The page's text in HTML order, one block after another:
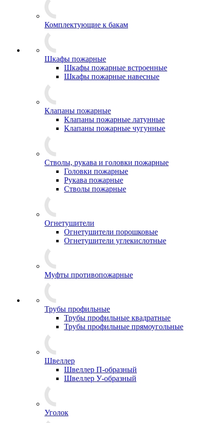
Комплектующие к бакам
Шкафы пожарные
Шкафы пожарные встроенные
Шкафы пожарные навесные
Клапаны пожарные
Клапаны пожарные латунные
Клапаны пожарные чугунные
Стволы, рукава и головки пожарные
Головки пожарные
Рукава пожарные
Стволы пожарные
Огнетушители
Огнетушители порошковые
Огнетушители углекислотные
Муфты противопожарные
Трубы профильные
Трубы профильные квадратные
Трубы профильные прямоугольные
Швеллер
Швеллер П-образный
Швеллер У-образный
Уголок